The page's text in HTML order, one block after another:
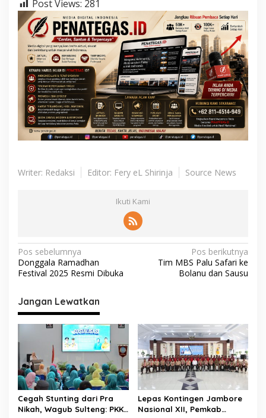
Post Views: 281
Writer: Redaksi Editor: Fery eL Shirinja Source News
Ikuti Kami
N
a
i
g
a
s
i
p
o
Pos sebelumnya
Donggala Ramadhan
Festival 2025 Resmi Dibuka
Pos berikutnya
Tim MBS Palu Safari ke
Bolanu dan Sausu
Jangan Lewatkan
Cegah Stunting dari Pra
Nikah, Wagub Sulteng: PKK
Lepas Kontingen Jambore
Nasional XII, Pemkab